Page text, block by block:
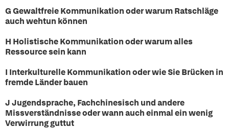
G Gewaltfreie Kommunikation oder warum Ratschläge
auch wehtun können
H Holistische Kommunikation oder warum alles
Ressource sein kann
I Interkulturelle Kommunikation oder wie Sie Brücken in
fremde Länder bauen
J Jugendsprache, Fachchinesisch und andere
Missverständnisse oder wann auch einmal ein wenig
Verwirrung guttut